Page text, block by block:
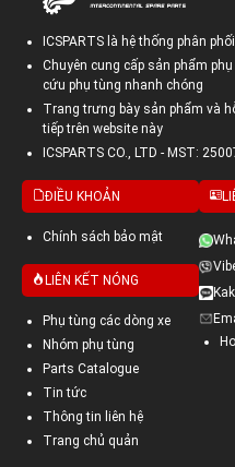
ICSPARTS là hệ thống phân
Chuyên cung cấp sản phẩm
cứu phụ tùng nhanh chóng
Trang trưng bày sản phẩm và
tiếp trên website này
ICSPARTS CO., LTD - MST:
ĐIỀU KHOẢN
Chính sách bảo mật
LIÊN KẾT NÓNG
Phụ tùng các dòng xe
Nhóm phụ tùng
Parts Catalogue
Tin tức
Thông tin liên hệ
Trang chủ quản